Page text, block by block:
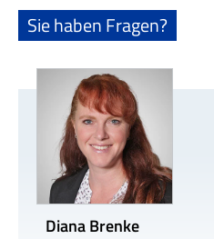
Sie haben Fragen?
Diana Brenke